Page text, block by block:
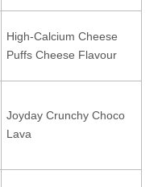
High-Calcium Cheese
Puffs Cheese Flavour
Joyday Crunchy Choco
Lava